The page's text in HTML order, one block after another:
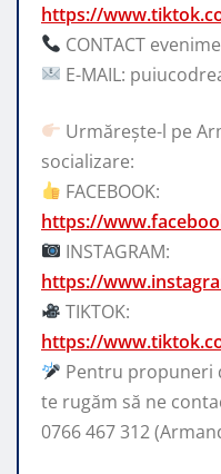
https://
CONTACT
E-MAIL:
Urmărește-l pe
socializare:
FACEBOOK:
https://
INSTAGRAM:
https://
TIKTOK:
https://
Pentru propuneri
te rugăm să ne
0766 467 312